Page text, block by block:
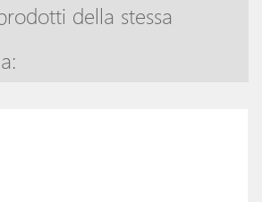
della stessa